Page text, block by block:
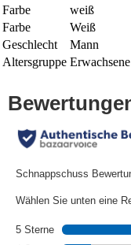
Farbe
weiß
Farbe
Weiß
Geschlecht
Mann
Altersgruppe Erwachsene